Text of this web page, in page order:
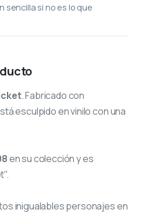
sencilla si no es lo que
. Fabricado con
esculpido en vinilo con una
en su colección y es
inigualables personajes en